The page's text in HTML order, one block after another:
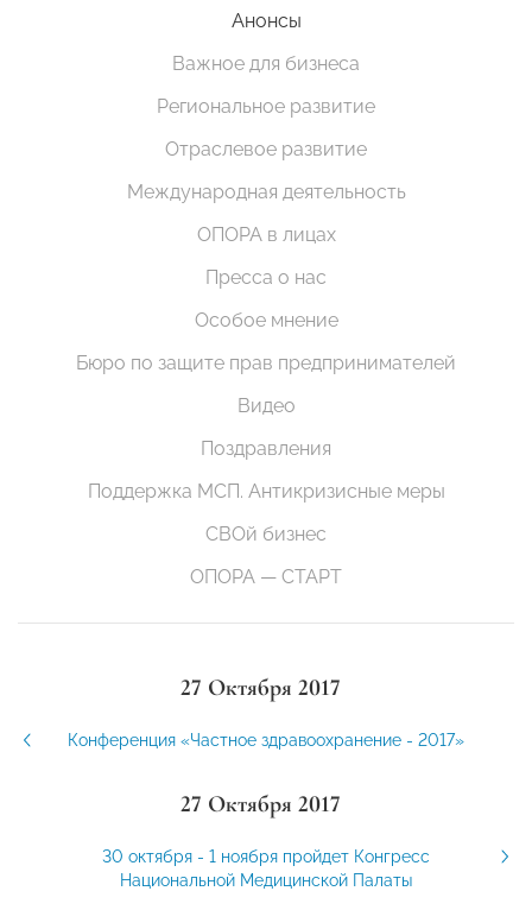
Анонсы
Важное для бизнеса
Региональное развитие
Отраслевое развитие
Международная деятельность
ОПОРА в лицах
Пресса о нас
Особое мнение
Бюро по защите прав предпринимателей
Видео
Поздравления
Поддержка МСП. Антикризисные меры
СВОй бизнес
ОПОРА — СТАРТ
27 Октября 2017
Конференция «Частное здравоохранение - 2017»
27 Октября 2017
30 октября - 1 ноября пройдет Конгресс
Национальной Медицинской Палаты